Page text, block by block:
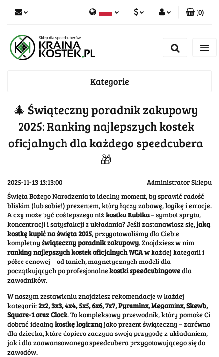
Czech
(0)
Kategorie
🎄 Świąteczny poradnik zakupowy
2025: Ranking najlepszych kostek
oficjalnych dla każdego speedcubera
🎁
2025-11-13 13:13:00
Administrator Sklepu
Święta Bożego Narodzenia to idealny moment, by sprawić radość
bliskim (lub sobie!) prezentem, który łączy zabawę, logikę i emocje.
A czy może być coś lepszego niżkostka Rubika– symbol sprytu,
koncentracji i satysfakcji z układania? Jeśli zastanawiasz się,jaką
kostkę kupić na święta 2025, przygotowaliśmy dla Ciebie
kompletny świąteczny poradnik zakupowy. Znajdziesz w nim
ranking najlepszych kostek oficjalnych WCAw każdej kategorii i
półce cenowej – od tanich, magnetycznych modeli dla
początkujących po profesjonalnekostki speedcubingowedla
zawodników.
W naszym zestawieniu znajdziesz rekomendacje w każdej
kategorii:2x2, 3x3, 4x4, 5x5, 6x6, 7x7, Pyraminx, Megaminx, Skewb,
Square-1 oraz Clock. To kompleksowy przewodnik, który pomoże Ci
dobrać idealnąkostkę logicznąjako prezent świąteczny – zarówno
dla dziecka, które dopiero zaczyna swoją przygodę z układaniem,
jak i dla zaawansowanego speedcubera przygotowującego się do
zawodów.